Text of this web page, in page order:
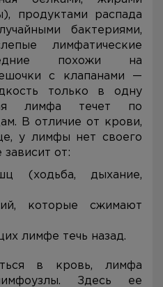
продуктами распада
бактериями,
лимфатические
похожи на
с клапанами —
только в одну
лимфа течет по
В отличие от крови,
у лимфы нет своего
зависит от:
(ходьба, дыхание,
которые сжимают
лимфе течь назад.
в кровь, лимфа
Здесь ее